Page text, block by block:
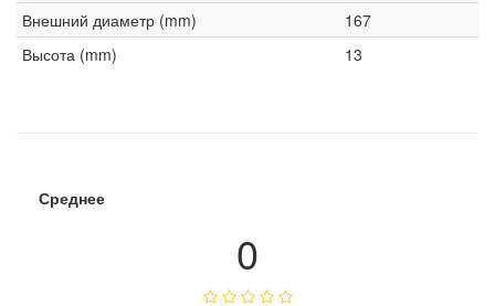
Внешний диаметр (mm)
167
Высота (mm)
13
Среднее
0